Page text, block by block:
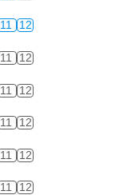
11 12
11 12
11 12
11 12
11 12
11 12